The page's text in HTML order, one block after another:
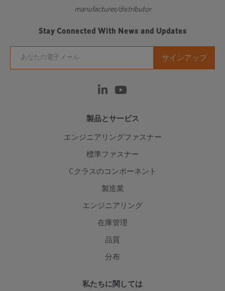
manufacturer/distributor
Stay Connected With News and Updates
製品とサービス
エンジニアリングファスナー
標準ファスナー
Cクラスのコンポーネント
製造業
エンジニアリング
在庫管理
品質
分布
私たちに関しては